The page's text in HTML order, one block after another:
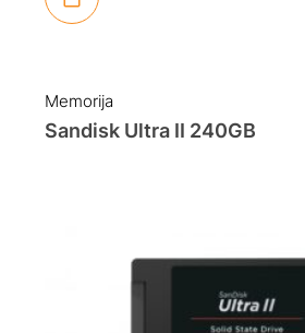
Memorija
Sandisk Ultra II 240GB